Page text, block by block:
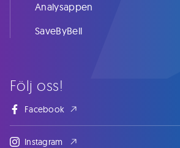
Följ oss!
Facebook
Instagram
Analysappen
SaveByBell